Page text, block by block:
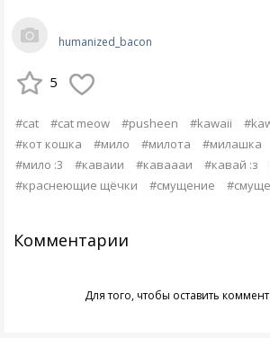
humanized_bacon
5
#cat #cat meow #pusheen #kawaii
#кот кошка
#мило #милота #милашка
#мило :3
#каваии #каваааи #кавай :з
#краснеющие щёчки
#смущение
Комментарии
Для того, чтобы оставить